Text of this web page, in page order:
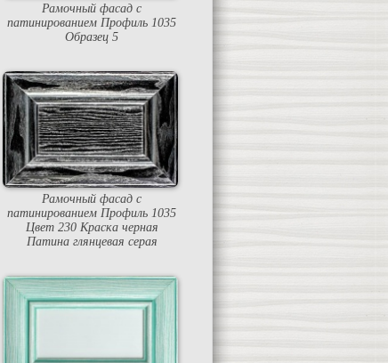
Рамочный фасад с
патинированием Профиль 1035
Образец 5
Рамочный фасад с
патинированием Профиль 1035
Цвет 230 Краска черная
Патина глянцевая серая